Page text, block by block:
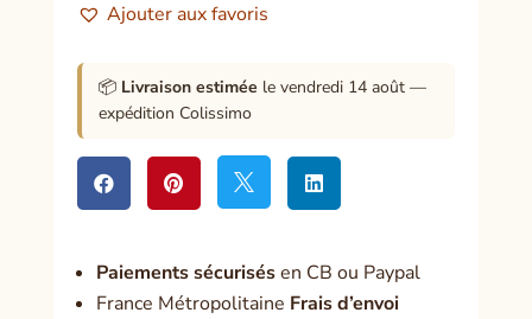
25 Ajouter aux favoris
📦 Livraison estimée le vendredi 14 août —
expédition Colissimo
   
Paiements sécurisésen CB ou Paypal
France Métropolitaine Frais d’envoi